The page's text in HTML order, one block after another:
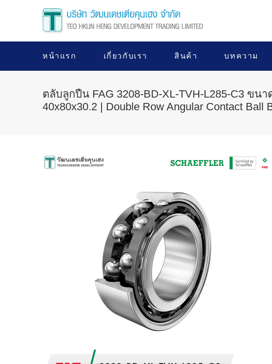
หน้าแรก เกี่ยวกับเรา สินค้า บทความ
ตลับลูกปืน FAG 3208-BD-XL-TVH-L285-C3 ขนา
40x80x30.2 | Double Row Angular Contact Ball